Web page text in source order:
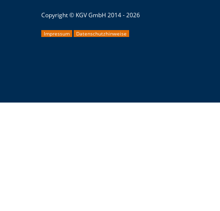
Copyright © KGV GmbH 2014 - 2026
Impressum Datenschutzhinweise